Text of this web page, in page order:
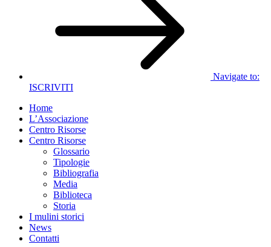
Navigate to:
ISCRIVITI
Home
L’Associazione
Centro Risorse
Centro Risorse
Glossario
Tipologie
Bibliografia
Media
Biblioteca
Storia
I mulini storici
News
Contatti